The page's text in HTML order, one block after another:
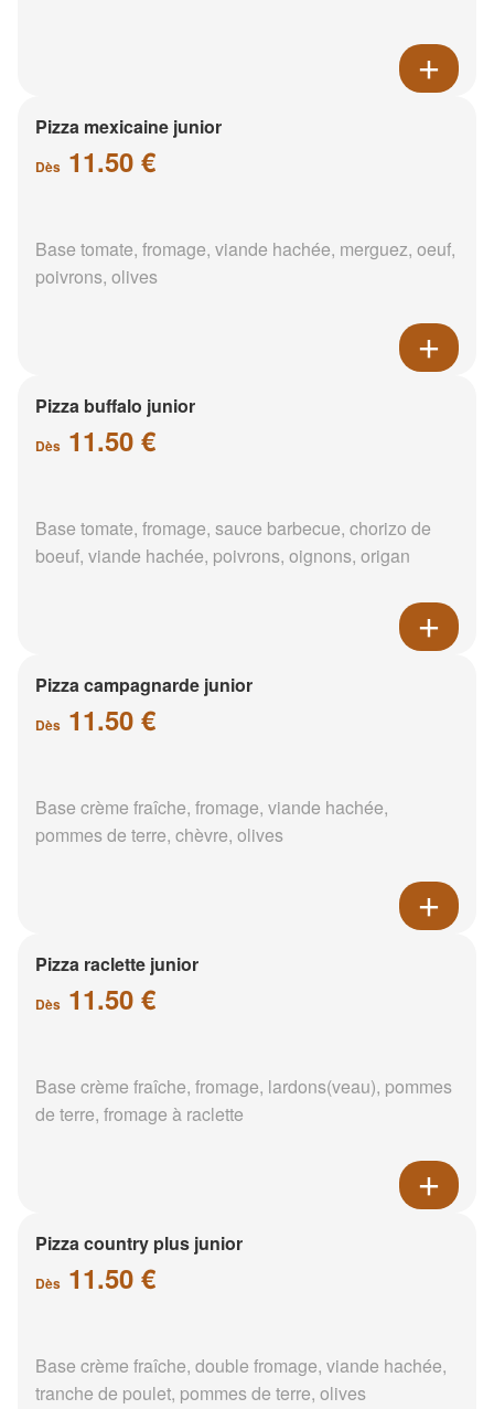
Pizza mexicaine junior
Dès 11.50 €
Base tomate, fromage, viande hachée, merguez, oeuf,
poivrons, olives
Pizza buffalo junior
Dès 11.50 €
Base tomate, fromage, sauce barbecue, chorizo de
boeuf, viande hachée, poivrons, oignons, origan
Pizza campagnarde junior
Dès 11.50 €
Base crème fraîche, fromage, viande hachée,
pommes de terre, chèvre, olives
Pizza raclette junior
Dès 11.50 €
Base crème fraîche, fromage, lardons(veau), pommes
de terre, fromage à raclette
Pizza country plus junior
Dès 11.50 €
Base crème fraîche, double fromage, viande hachée,
tranche de poulet, pommes de terre, olives